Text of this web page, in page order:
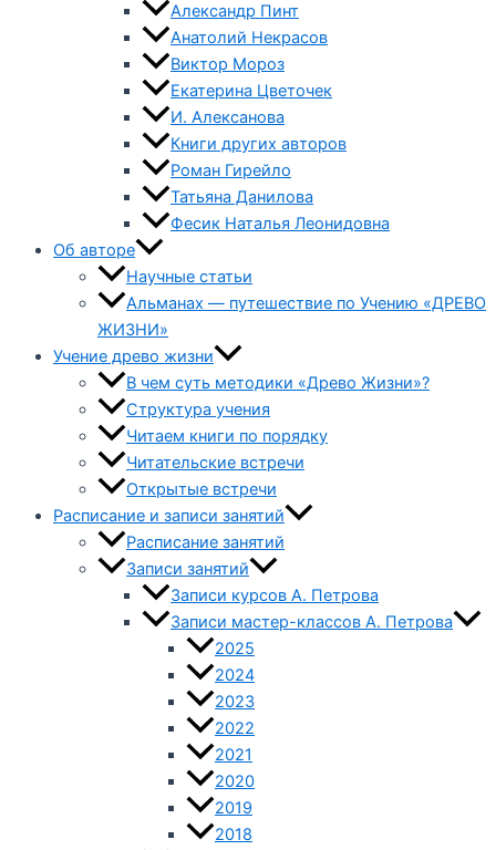
Александр Пинт
Анатолий Некрасов
Виктор Мороз
Екатерина Цветочек
И. Алексанова
Книги других авторов
Роман Гирейло
Татьяна Данилова
Фесик Наталья Леонидовна
Об авторе
Научные статьи
Альманах — путешествие по Учению «ДРЕВО
ЖИЗНИ»
Учение древо жизни
В чем суть методики «Древо Жизни»?
Структура учения
Читаем книги по порядку
Читательские встречи
Открытые встречи
Расписание и записи занятий
Расписание занятий
Записи занятий
Записи курсов А. Петрова
Записи мастер-классов А. Петрова
2025
2024
2023
2022
2021
2020
2019
2018